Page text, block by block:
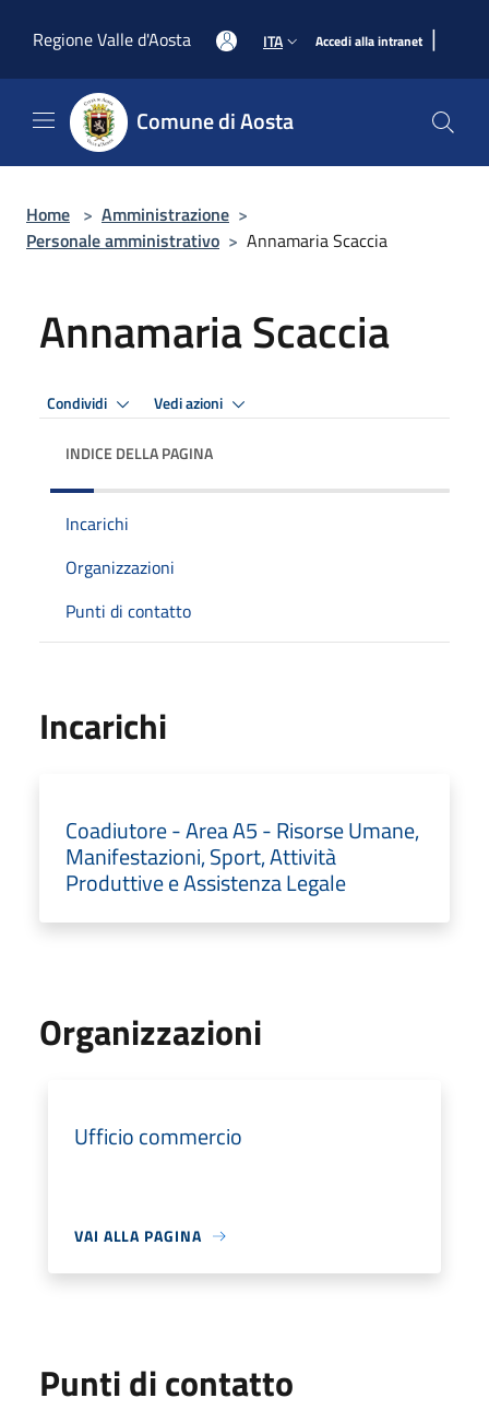
Regione Valle d'Aosta
ITA Accedi alla intranet |
Comune di Aosta
Home > Amministrazione >
Personale amministrativo > Annamaria Scaccia
Annamaria Scaccia
Condividi Vedi azioni
INDICE DELLA PAGINA
Incarichi
Organizzazioni
Punti di contatto
Incarichi
Coadiutore - Area A5 - Risorse Umane,
Manifestazioni, Sport, Attività
Produttive e Assistenza Legale
Organizzazioni
Ufficio commercio
VAI ALLA PAGINA
Punti di contatto